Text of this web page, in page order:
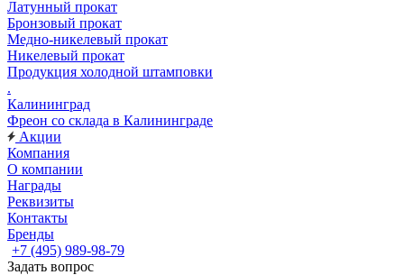
Латунный прокат
Бронзовый прокат
Медно-никелевый прокат
Никелевый прокат
Продукция холодной штамповки
.
Калининград
Фреон со склада в Калининграде
Акции
Компания
О компании
Награды
Реквизиты
Контакты
Бренды
+7 (495) 989-98-79
Задать вопрос